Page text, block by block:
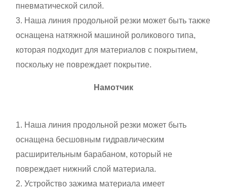
пневматической силой.
3. Наша линия продольной резки может быть также
оснащена натяжной машиной роликового типа,
которая подходит для материалов с покрытием,
поскольку не повреждает покрытие.
Намотчик
1. Наша линия продольной резки может быть
оснащена бесшовным гидравлическим
расширительным барабаном, который не
повреждает нижний слой материала.
2. Устройство зажима материала имеет